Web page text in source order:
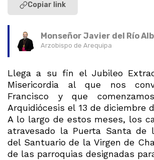
Copiar link
Monseñor Javier del Río
Arzobispo de Arequipa
Llega a su fin el Jubileo
Misericordia al que nos
Francisco y que
Arquidiócesis el 13 de diciembre
A lo largo de estos meses, los
atravesado la Puerta Santa de
del Santuario de la Virgen de
de las parroquias designadas